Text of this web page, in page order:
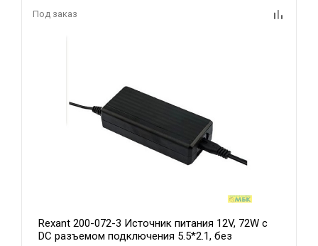
Под заказ
Rexant 200-072-3 Источник питания 12V, 72W с
DC разъемом подключения 5.5*2.1, без